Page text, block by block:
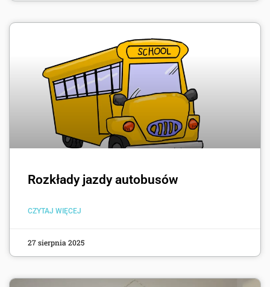
Rozkłady jazdy autobusów
CZYTAJ WIĘCEJ
27 sierpnia 2025